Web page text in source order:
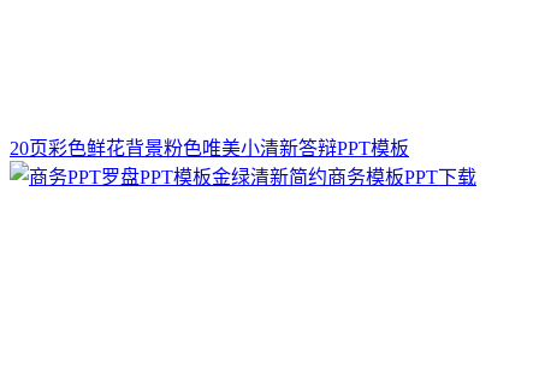
20页彩色鲜花背景粉色唯美小清新答辩PPT模板